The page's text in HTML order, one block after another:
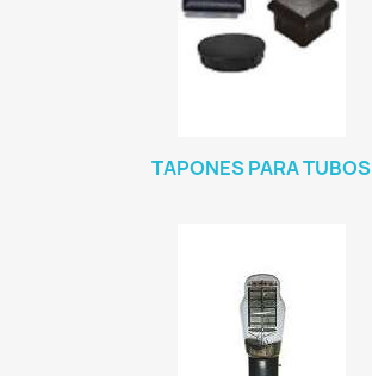
TAPONES PARA TUBOS